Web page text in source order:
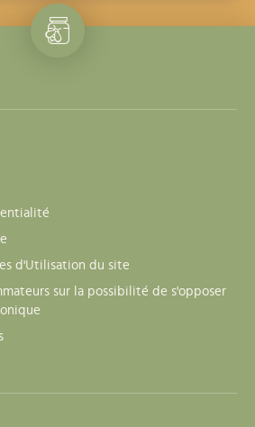
d'Utilisation du site
sur la possibilité de s'opposer